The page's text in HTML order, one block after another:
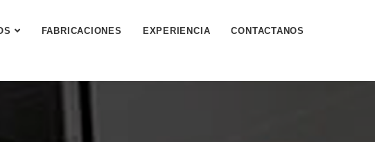
FABRICACIONES EXPERIENCIA CONTACTANOS